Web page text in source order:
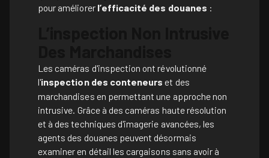
pour améliorer l’efficacité des douanes :
Les caméras d'inspection ont révolutionné
l'inspection des conteneurset des
marchandises en permettant une approche non
intrusive. Grâce à des caméras haute résolution
et à des techniques d'imagerie avancées, les
agents des douanes peuvent désormais
examiner en détail les cargaisons sans avoir à